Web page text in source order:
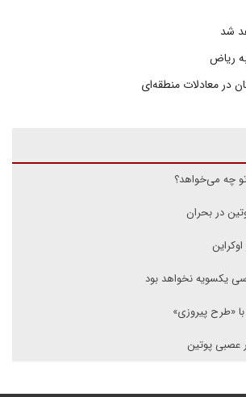
شد
ریاض
در معادلات منطقه‌ای
چه می‌خواهد؟
در بحران
یکسویه نخواهد بود
«طرح پیروزی»
عصبی پوتین